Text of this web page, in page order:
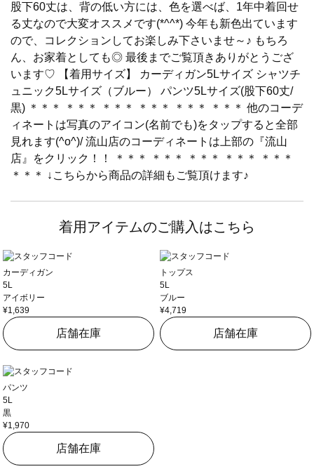
股下60丈は、背の低い方には、色を選べば、1年中着回せ
る丈なので大変オススメです(*^^*) 今年も新色出ています
ので、コレクションしてお楽しみ下さいませ～♪ もちろ
ん、お家着としても◎ 最後までご覧頂きありがとうござ
います♡ 【着用サイズ】 カーディガン5Lサイズ シャツチ
ュニック5Lサイズ（ブルー） パンツ5Lサイズ(股下60丈/
黒) ＊＊＊ ＊＊＊ ＊＊＊ ＊＊＊ ＊＊＊ ＊＊＊ 他のコーデ
ィネートは写真のアイコン(名前でも)をタップすると全部
見れます(^o^)/ 流山店のコーディネートは上部の『流山
店』をクリック！！ ＊＊＊ ＊＊＊ ＊＊＊ ＊＊＊ ＊＊＊
＊＊＊ ↓こちらから商品の詳細もご覧頂けます♪
着用アイテムのご購入はこちら
カーディガン
5L
アイボリー
¥1,639
店舗在庫
トップス
5L
ブルー
¥4,719
店舗在庫
パンツ
5L
黒
¥1,970
店舗在庫